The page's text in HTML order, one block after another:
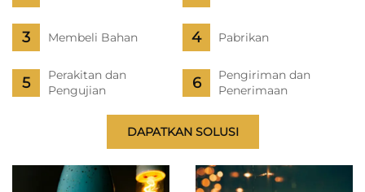
Membeli Bahan Pabrikan
Perakitan dan
Pengujian
Pengiriman dan
Penerimaan
DAPATKAN SOLUSI